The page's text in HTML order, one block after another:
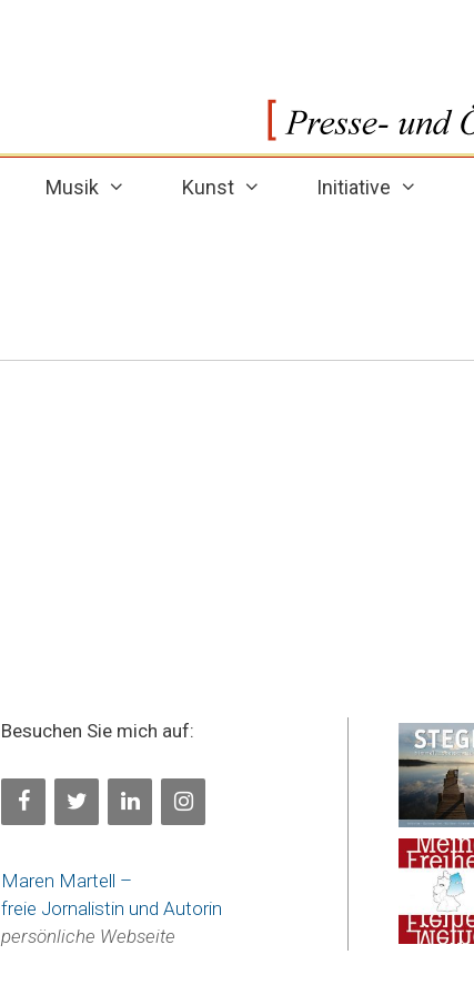
Musik Kunst Initiative
Besuchen Sie mich auf:
Maren Martell –
freie Jornalistin und Autorin
persönliche Webseite